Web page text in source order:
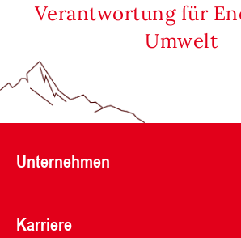
Verantwortung für
Umwelt
Unternehmen
Karriere